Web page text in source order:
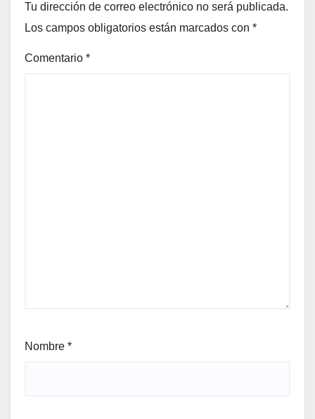
Tu dirección de correo electrónico no será publicada.
Los campos obligatorios están marcados con *
Comentario *
Nombre *